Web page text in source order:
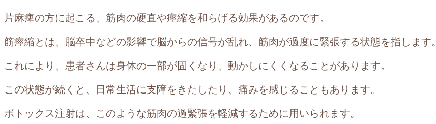
片麻痺の方に起こる、筋肉の硬直や痙縮を和らげる効果があるのです。
筋痙縮とは、脳卒中などの影響で脳からの信号が乱れ、筋肉が過度に緊張する状態を指します。
これにより、患者さんは身体の一部が固くなり、動かしにくくなることがあります。
この状態が続くと、日常生活に支障をきたしたり、痛みを感じることもあります。
ボトックス注射は、このような筋肉の過緊張を軽減するために用いられます。